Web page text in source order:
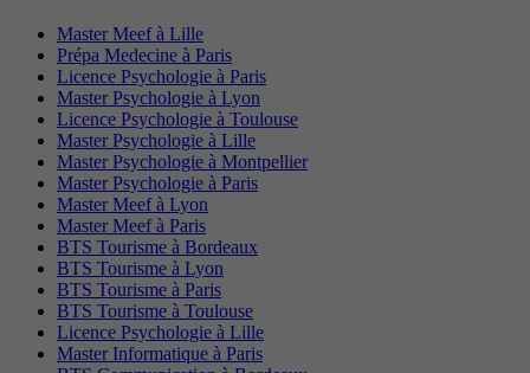
Master Meef à Lille
Prépa Medecine à Paris
Licence Psychologie à Paris
Master Psychologie à Lyon
Licence Psychologie à Toulouse
Master Psychologie à Lille
Master Psychologie à Montpellier
Master Psychologie à Paris
Master Meef à Lyon
Master Meef à Paris
BTS Tourisme à Bordeaux
BTS Tourisme à Lyon
BTS Tourisme à Paris
BTS Tourisme à Toulouse
Licence Psychologie à Lille
Master Informatique à Paris